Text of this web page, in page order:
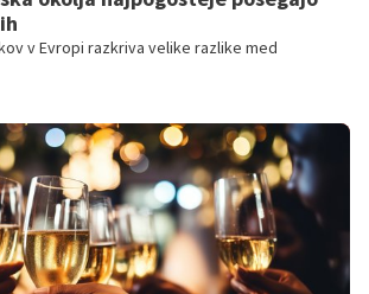
v Evropi razkriva velike razlike med